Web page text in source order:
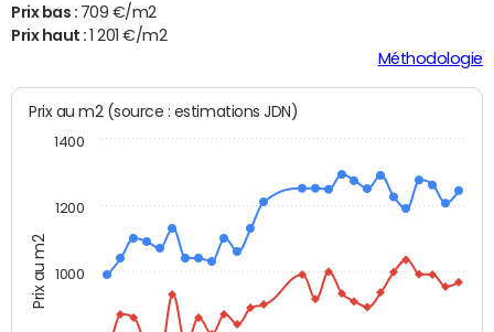
Prix bas : 709 €/m2
Prix haut :
1 201 €/m2
Méthodologie
Prix au m2
Prix au m2 (source : estimations JDN)
1000
1200
1400